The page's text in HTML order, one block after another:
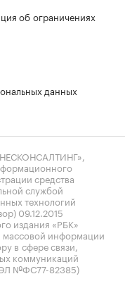
об ограничениях
данных
средства
службой
технологий
09.12.2015
издания «РБК»
массовой информации
в сфере связи,
коммуникаций
ЭЛ №ФС77-82385)